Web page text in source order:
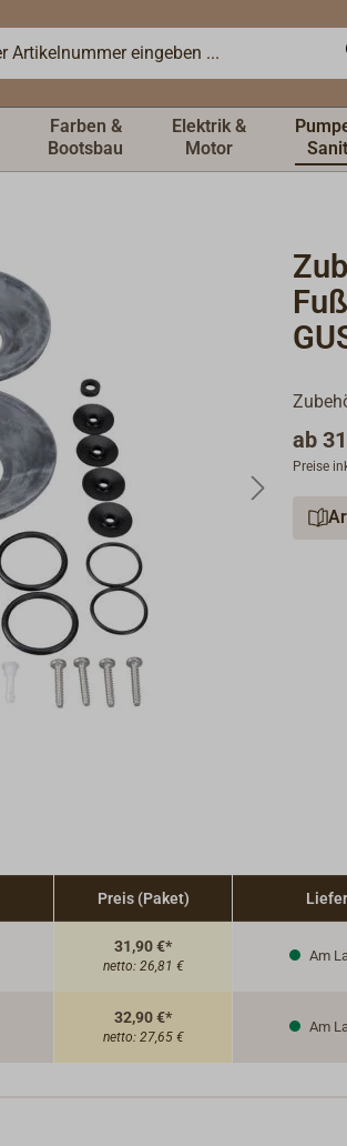
Farben &
Bootsbau
Elektrik &
Motor
ab
Preise
Preis (Paket)
31,90 €*
netto: 26,81 €
Am
32,90 €*
netto: 27,65 €
Am